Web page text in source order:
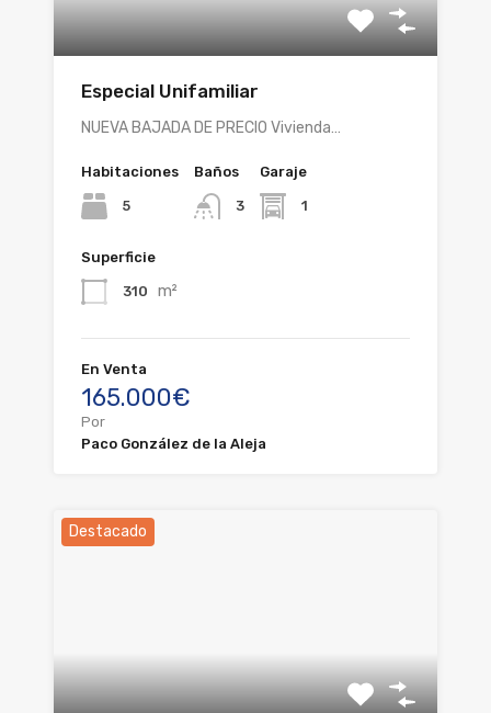
Especial Unifamiliar
NUEVA BAJADA DE PRECIO Vivienda…
Habitaciones
5
Baños
3
Garaje
1
Superficie
310 m²
En Venta
165.000€
Por
Paco González de la Aleja
Destacado